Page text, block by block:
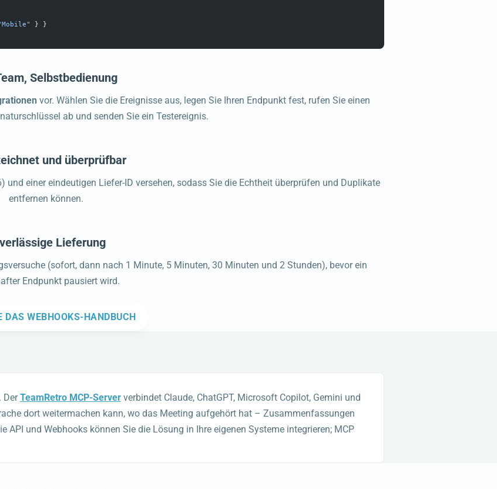
} }
Selbstbedienung
vor. Wählen Sie die Ereignisse aus, legen Sie Ihren Endpunkt fest, rufen Sie einen
ab und senden Sie ein Testereignis.
und überprüfbar
und einer eindeutigen Liefer-ID versehen, sodass Sie die Echtheit überprüfen und Duplikate
entfernen können.
Lieferung
(sofort, dann nach 1 Minute, 5 Minuten, 30 Minuten und 2 Stunden), bevor ein
Endpunkt pausiert wird.
DAS WEBHOOKS-HANDBUCH
DerTeamRetro MCP-Serververbindet Claude, ChatGPT, Microsoft Copilot, Gemini und
dort weitermachen kann, wo das Meeting aufgehört hat – Zusammenfassungen
und Webhooks können Sie die Lösung in Ihre eigenen Systeme integrieren; MCP